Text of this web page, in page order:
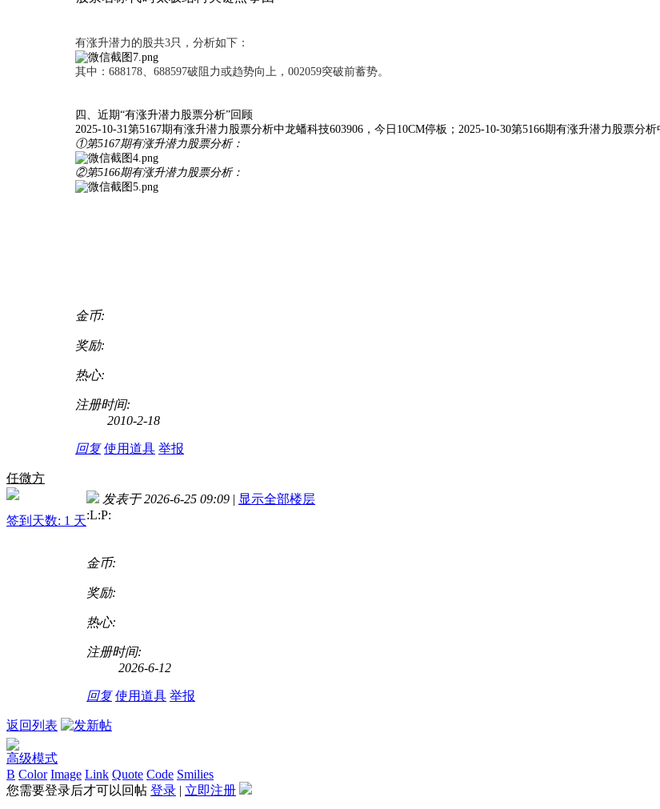
有涨升潜力的股共3只，分析如下：
其中：688178、688597破阻力或趋势向上，002059突破前蓄势。
四、近期“有涨升潜力股票分析”回顾
2025-10-31第5167期有涨升潜力股票分析中龙蟠科技603906，今日10CM停板；2025-10-30第5166期有涨升潜力股票分
①第5167期有涨升潜力股票分析：
②第5166期有涨升潜力股票分析：
金币:
奖励:
热心:
注册时间:
2010-2-18
回复 使用道具 举报
任微方
签到天数: 1 天
发表于 2026-6-25 09:09 | 显示全部楼层
:L:P:
金币:
奖励:
热心:
注册时间:
2026-6-12
回复 使用道具 举报
返回列表
高级模式
B Color Image Link Quote Code Smilies
您需要登录后才可以回帖 登录 | 立即注册